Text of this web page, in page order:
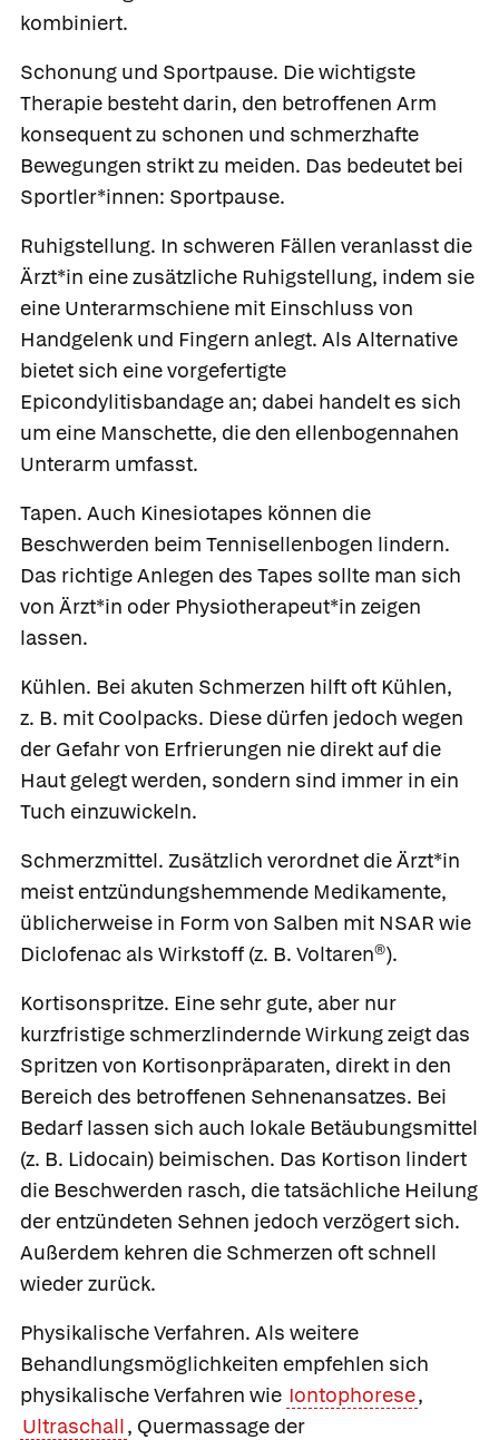
kombiniert.
Schonung und Sportpause. Die wichtigste
Therapie besteht darin, den betroffenen Arm
konsequent zu schonen und schmerzhafte
Bewegungen strikt zu meiden. Das bedeutet bei
Sportler*innen: Sportpause.
Ruhigstellung. In schweren Fällen veranlasst die
Ärzt*in eine zusätzliche Ruhigstellung, indem sie
eine Unterarmschiene mit Einschluss von
Handgelenk und Fingern anlegt. Als Alternative
bietet sich eine vorgefertigte
Epicondylitisbandage an; dabei handelt es sich
um eine Manschette, die den ellenbogennahen
Unterarm umfasst.
Tapen. Auch Kinesiotapes können die
Beschwerden beim Tennisellenbogen lindern.
Das richtige Anlegen des Tapes sollte man sich
von Ärzt*in oder Physiotherapeut*in zeigen
lassen.
Kühlen. Bei akuten Schmerzen hilft oft Kühlen,
z. B. mit Coolpacks. Diese dürfen jedoch wegen
der Gefahr von Erfrierungen nie direkt auf die
Haut gelegt werden, sondern sind immer in ein
Tuch einzuwickeln.
Schmerzmittel. Zusätzlich verordnet die Ärzt*in
meist entzündungshemmende Medikamente,
üblicherweise in Form von Salben mit NSAR wie
Diclofenac als Wirkstoff (z. B. Voltaren®).
Kortisonspritze. Eine sehr gute, aber nur
kurzfristige schmerzlindernde Wirkung zeigt das
Spritzen von Kortisonpräparaten, direkt in den
Bereich des betroffenen Sehnenansatzes. Bei
Bedarf lassen sich auch lokale Betäubungsmittel
(z. B. Lidocain) beimischen. Das Kortison lindert
die Beschwerden rasch, die tatsächliche Heilung
der entzündeten Sehnen jedoch verzögert sich.
Außerdem kehren die Schmerzen oft schnell
wieder zurück.
Physikalische Verfahren. Als weitere
Behandlungsmöglichkeiten empfehlen sich
physikalische Verfahren wie Iontophorese,
Ultraschall, Quermassage der